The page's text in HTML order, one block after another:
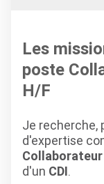
Les
poste
H/F
Je recherche,
d'expertise
d'un CDI.